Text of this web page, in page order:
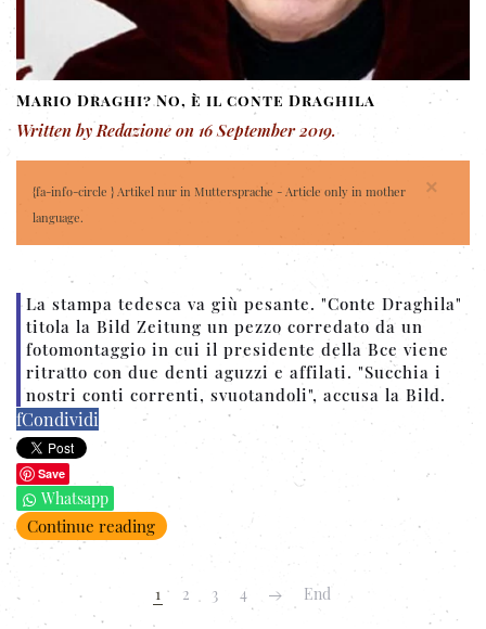
Mario Draghi? No, è il conte Draghila
Written by Redazione on 16 September 2019.
×
{fa-info-circle } Artikel nur in Muttersprache - Article only in mother
language.
La stampa tedesca va giù pesante. "Conte Draghila"
titola la Bild Zeitung un pezzo corredato da un
fotomontaggio in cui il presidente della Bce viene
ritratto con due denti aguzzi e affilati. "Succhia i
nostri conti correnti, svuotandoli", accusa la Bild.
fCondividi
Save
Whatsapp
Continue reading
1 2 3 4 End